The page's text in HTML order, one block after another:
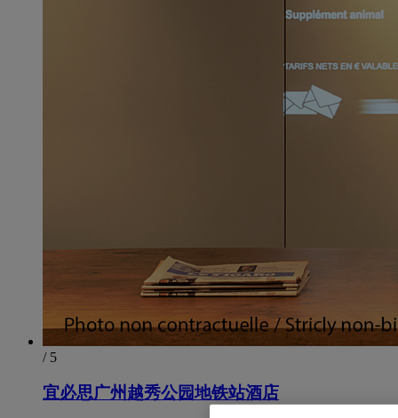
/ 5
宜必思广州越秀公园地铁站酒店